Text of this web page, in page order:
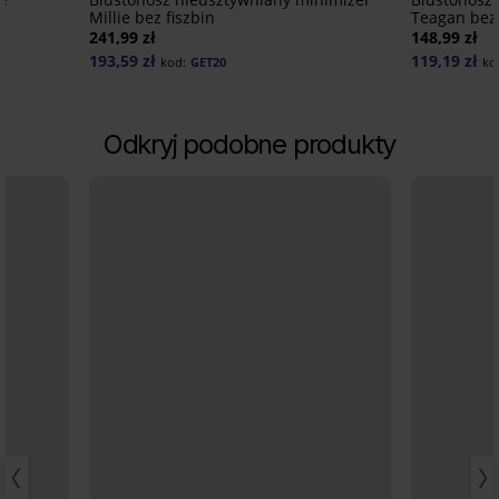
Millie bez fiszbin
241,99 zł
193,59 zł kod: GET20
Teagan
148,99 zł
119,19 zł
Odkryj podobne produkty